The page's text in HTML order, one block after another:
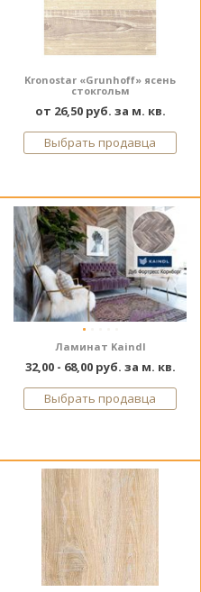
Kronostar «Grunhoff» ясень
стокгольм
от 26,50 руб. за м. кв.
Выбрать продавца
Ламинат Kaindl
32,00 - 68,00 руб. за м. кв.
Выбрать продавца